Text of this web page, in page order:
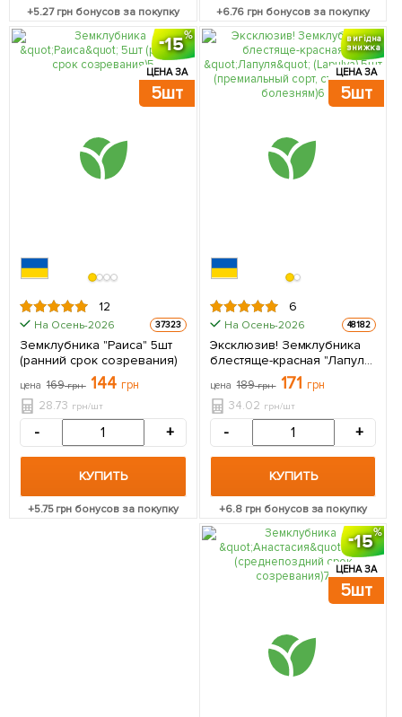
+5.27грн бонусов за покупку +6.76 грн бонусов за покупку
15
ЦЕНА ЗА
5шт
12
На Осень-2026 37323
Земклубника "Раиса" 5шт
(ранний срок созревания)
цена 169грн 144 грн
28.73 грн/шт
- +
КУПИТЬ
+5.75грн бонусов за покупку
вигідна
знижка
ЦЕНА ЗА
5шт
6
На Осень-2026 48182
Эксклюзив! Земклубника
блестяще-красная "Лапуля"
(Lapulya) 5шт (премиальный
сорт, стойкая к болезням)
цена 189грн 171 грн
34.02 грн/шт
- +
КУПИТЬ
+6.8грн бонусов за покупку
15
ЦЕНА ЗА
5шт